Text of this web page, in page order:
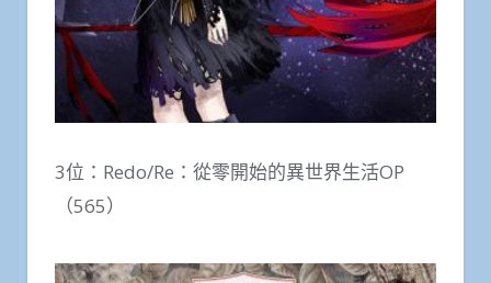
3位：Redo/Re：從零開始的異世界生活OP
（565）